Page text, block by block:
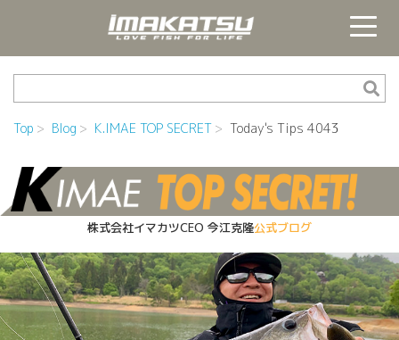
Top Blog K.IMAE TOP SECRET Today's Tips 4043
株式会社イマカツCEO 今江克隆公式ブログ